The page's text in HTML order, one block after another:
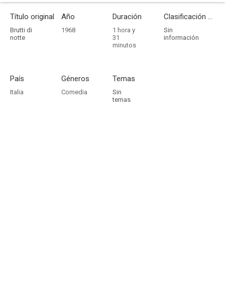
Título original
Brutti di
notte
Año
1968
Duración
1 hora y
31
minutos
Clasificación por edades
Sin
información
País
Italia
Géneros
Comedia
Temas
Sin
temas